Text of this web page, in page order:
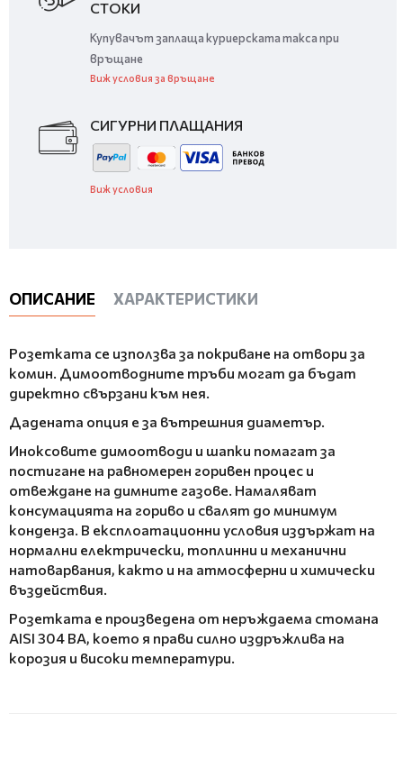
СТОКИ
Купувачът заплаща куриерската такса при
връщане
Виж условия за връщане
СИГУРНИ ПЛАЩАНИЯ
Виж условия
ОПИСАНИЕ ХАРАКТЕРИСТИКИ
Розетката се използва за покриване на отвори за
комин. Димоотводните тръби могат да бъдат
директно свързани към нея.
Дадената опция е за вътрешния диаметър.
Иноксовите димоотводи и шапки помагат за
постигане на равномерен горивен процес и
отвеждане на димните газове. Намаляват
консумацията на гориво и свалят до минимум
конденза. В експлоатационни условия издържат на
нормални електрически, топлинни и механични
натоварвания, както и на атмосферни и химически
въздействия.
Розетката е произведена от неръждаема стомана
AISI 304 BA, което я прави силно издръжлива на
корозия и високи температури.